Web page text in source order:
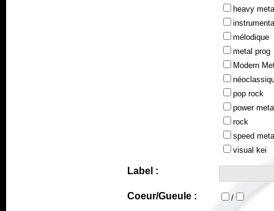
heavy
mélodique
metal prog
Modern
pop rock
power
rock
speed
visual kei
Label :
Coeur/Gueule : /